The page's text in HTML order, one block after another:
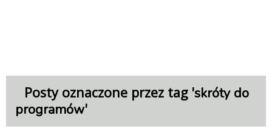
Posty oznaczone przez tag 'skróty do
programów'